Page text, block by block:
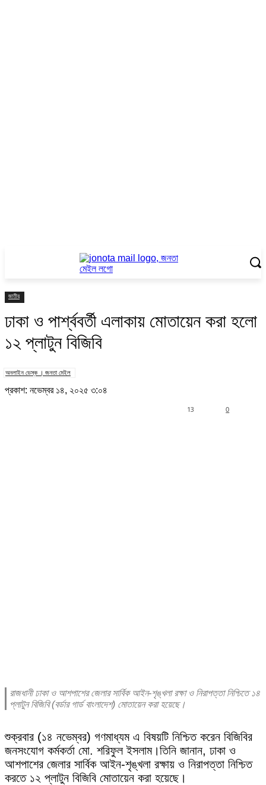
জাতীয়
ঢাকা ও পার্শ্ববর্তী এলাকায় মোতায়েন করা হলো
১২ প্লাটুন বিজিবি
অনলাইন ডেস্ক । জনতা মেইল
প্রকাশ: নভেম্বর ১৪, ২০২৫ ৩:০৪
0
13
রাজধানী ঢাকা ও আশপাশের জেলার সার্বিক আইন-শৃঙ্খলা রক্ষা ও নিরাপত্তা নিশ্চিতে ১৪
প্লাটুন বিজিবি (বর্ডার গার্ড বাংলাদেশ) মোতায়েন করা হয়েছে।
শুক্রবার (১৪ নভেম্বর) গণমাধ্যম এ বিষয়টি নিশ্চিত করেন বিজিবির
জনসংযোগ কর্মকর্তা মো. শরিফুল ইসলাম।তিনি জানান, ঢাকা ও
আশপাশের জেলার সার্বিক আইন-শৃঙ্খলা রক্ষায় ও নিরাপত্তা নিশ্চিত
করতে ১২ প্লাটুন বিজিবি মোতায়েন করা হয়েছে।